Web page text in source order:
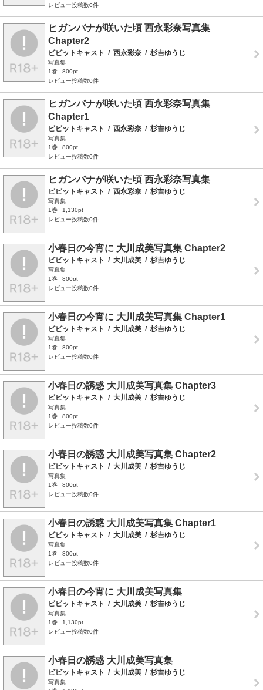
レビュー投稿数0件
ヒガンバナが咲いた頃 西永彩奈写真集
Chapter2
ビビットキャスト / 西永彩奈 / 杉吉ゆうじ
写真集
1巻
800pt
レビュー投稿数0件
ヒガンバナが咲いた頃 西永彩奈写真集
Chapter1
ビビットキャスト / 西永彩奈 / 杉吉ゆうじ
写真集
1巻
800pt
レビュー投稿数0件
ヒガンバナが咲いた頃 西永彩奈写真集
ビビットキャスト / 西永彩奈 / 杉吉ゆうじ
写真集
1巻
1,130pt
レビュー投稿数0件
小春日の今宵に 大川成美写真集 Chapter2
ビビットキャスト / 大川成美 / 杉吉ゆうじ
写真集
1巻
800pt
レビュー投稿数0件
小春日の今宵に 大川成美写真集 Chapter1
ビビットキャスト / 大川成美 / 杉吉ゆうじ
写真集
1巻
800pt
レビュー投稿数0件
小春日の誘惑 大川成美写真集 Chapter3
ビビットキャスト / 大川成美 / 杉吉ゆうじ
写真集
1巻
800pt
レビュー投稿数0件
小春日の誘惑 大川成美写真集 Chapter2
ビビットキャスト / 大川成美 / 杉吉ゆうじ
写真集
1巻
800pt
レビュー投稿数0件
小春日の誘惑 大川成美写真集 Chapter1
ビビットキャスト / 大川成美 / 杉吉ゆうじ
写真集
1巻
800pt
レビュー投稿数0件
小春日の今宵に 大川成美写真集
ビビットキャスト / 大川成美 / 杉吉ゆうじ
写真集
1巻
1,130pt
レビュー投稿数0件
小春日の誘惑 大川成美写真集
ビビットキャスト / 大川成美 / 杉吉ゆうじ
写真集